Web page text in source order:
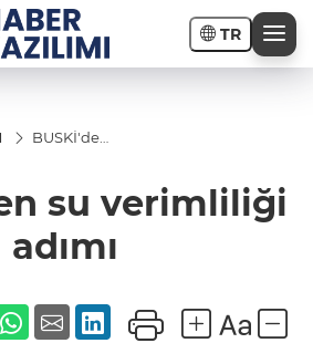
TR
BUSKİ'den
su verimliliği
adımı